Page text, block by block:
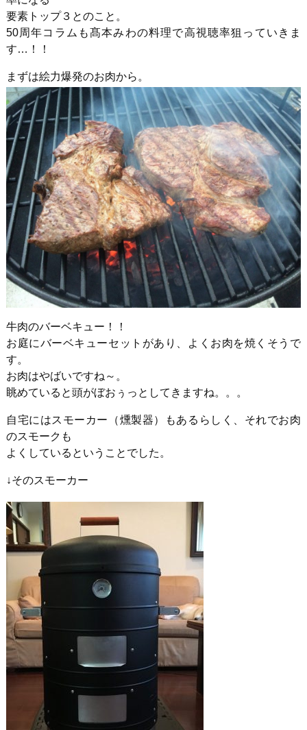
要素トップ３とのこと。
50周年コラムも髙本みわの料理で高視聴率狙っていきま
す…！！
まずは絵力爆発のお肉から。
牛肉のバーベキュー！！
お庭にバーベキューセットがあり、よくお肉を焼くそうで
す。
お肉はやばいですね～。
眺めていると頭がぼおぅっとしてきますね。。。
自宅にはスモーカー（燻製器）もあるらしく、それでお肉
のスモークも
よくしているということでした。
↓そのスモーカー